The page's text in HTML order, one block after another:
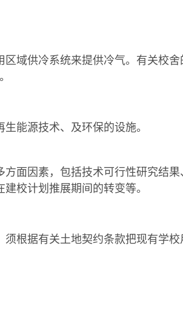
域供冷系统来提供冷气。有关校
能源技术、及环保的设施。
面因素，包括技术可行性研究结
校计划推展期间的转变等。
根据有关土地契约条款把现有学校